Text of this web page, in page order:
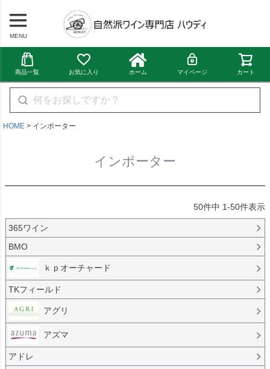
MENU
商品一覧 お気に入り ホーム マイページ カート
HOME インポーター
インポーター
50件中 1-50件表示
365ワイン
BMO
ｋｐオーチャード
TKフィールド
アグリ
アズマ
アドレ